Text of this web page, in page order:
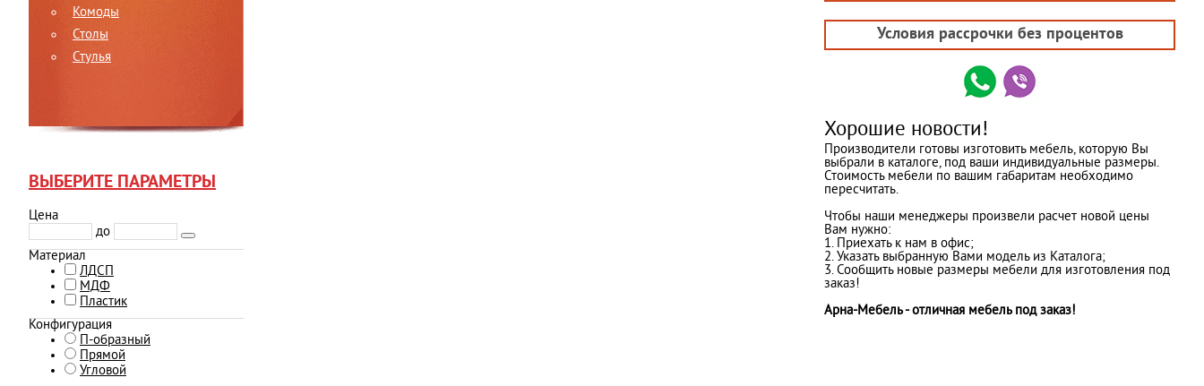
Комоды
Столы
Стулья
ВЫБЕРИТЕ ПАРАМЕТРЫ
Цена
до
Материал
ЛДСП
МДФ
Пластик
Конфигурация
П-образный
Прямой
Угловой
Условия рассрочки без процентов
Хорошие новости!
Производители готовы изготовить мебель, которую Вы
выбрали в каталоге, под ваши индивидуальные размеры.
Стоимость мебели по вашим габаритам необходимо
пересчитать.
Чтобы наши менеджеры произвели расчет новой цены
Вам нужно:
1. Приехать к нам в офис;
2. Указать выбранную Вами модель из Каталога;
3. Сообщить новые размеры мебели для изготовления под
заказ!
Арна-Мебель - отличная мебель под заказ!